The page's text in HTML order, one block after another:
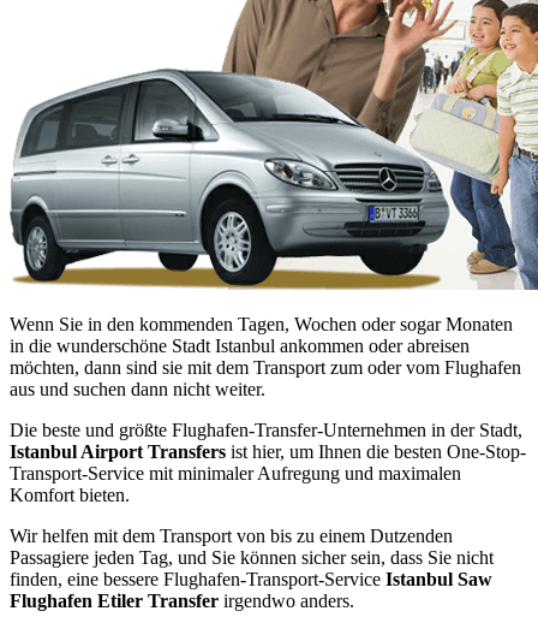
Wenn Sie in den kommenden Tagen, Wochen oder sogar Monaten
in die wunderschöne Stadt Istanbul ankommen oder abreisen
möchten, dann sind sie mit dem Transport zum oder vom Flughafen
aus und suchen dann nicht weiter.
Die beste und größte Flughafen-Transfer-Unternehmen in der Stadt,
Istanbul Airport Transfers ist hier, um Ihnen die besten One-Stop-
Transport-Service mit minimaler Aufregung und maximalen
Komfort bieten.
Wir helfen mit dem Transport von bis zu einem Dutzenden
Passagiere jeden Tag, und Sie können sicher sein, dass Sie nicht
finden, eine bessere Flughafen-Transport-Service Istanbul Saw
Flughafen Etiler Transfer irgendwo anders.